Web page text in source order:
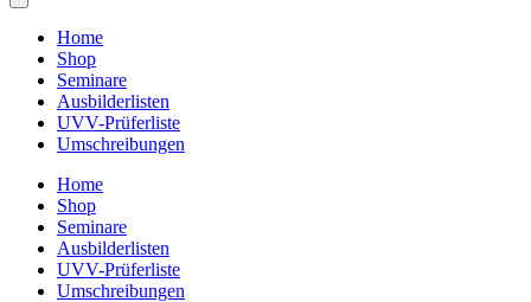
Home
Shop
Seminare
Ausbilderlisten
UVV-Prüferliste
Umschreibungen
Home
Shop
Seminare
Ausbilderlisten
UVV-Prüferliste
Umschreibungen